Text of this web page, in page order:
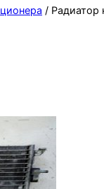
/ Радиатор